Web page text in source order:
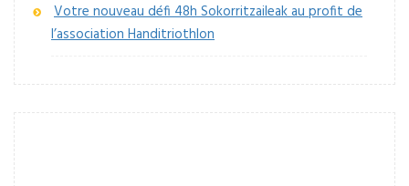
Votre nouveau défi 48h Sokorritzaileak au profit de
l’association Handitriothlon